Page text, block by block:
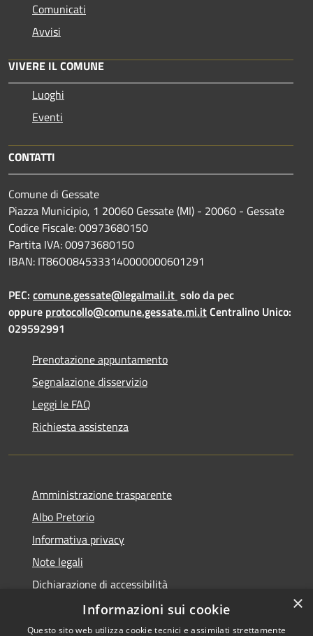
Comunicati
Avvisi
VIVERE IL COMUNE
Luoghi
Eventi
CONTATTI
Comune di Gessate
Piazza Municipio, 1 20060 Gessate (MI) - 20060 - Gessate
Codice Fiscale: 00973680150
Partita IVA: 00973680150
IBAN: IT86O0845333140000000601291
PEC: comune.gessate@legalmail.it solo da pec
oppure protocollo@comune.gessate.mi.itCentralino Unico:
029592991
Prenotazione appuntamento
Segnalazione disservizio
Leggi le FAQ
Richiesta assistenza
Amministrazione trasparente
Albo Pretorio
Informativa privacy
Note legali
Dichiarazione di accessibilità
Dichiarazione di accessibilità dal 2025
×
Informazioni sui cookie
Questo sito web utilizza cookie tecnici e assimilati strettamente